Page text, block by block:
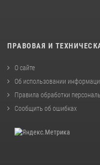
ПРАВОВАЯ И
О сайте
Об использовании
Правила обработки
Сообщить об ошибках